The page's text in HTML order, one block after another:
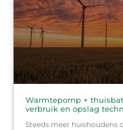
Warmtepomp +
verbruik en opslag
Steeds meer huishoudens